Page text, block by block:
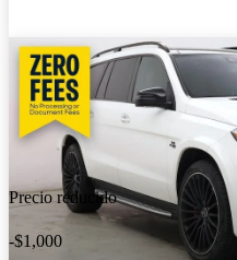
Precio reducido
-$1,000